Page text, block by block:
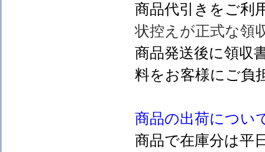
商品代引きをご利
状控えが正式な領
商品発送後に領収
料をお客様にご負
商品の出荷につい
商品で在庫分は平